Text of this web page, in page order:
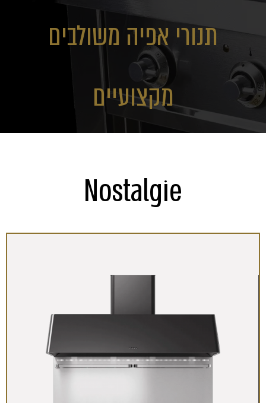
תנורי אפיה משולבים
מקצועיים
Nostalgie